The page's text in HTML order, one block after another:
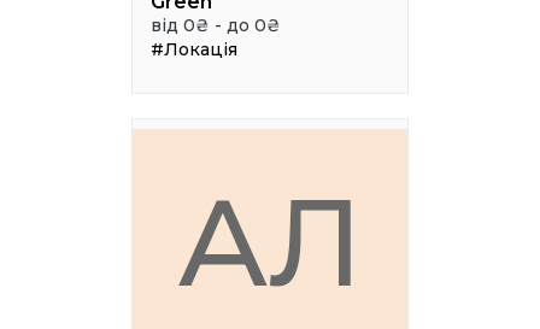
від 0₴ - до 0₴
#Локація
АЛ